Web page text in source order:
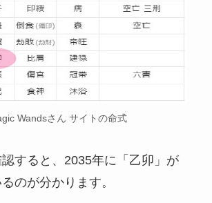
Wandsさん サイトの命式
すると、2035年に「乙卯」が
のが分かります。